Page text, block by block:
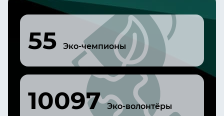
55 Эко-чемпионы
10097 Эко-волонтёры